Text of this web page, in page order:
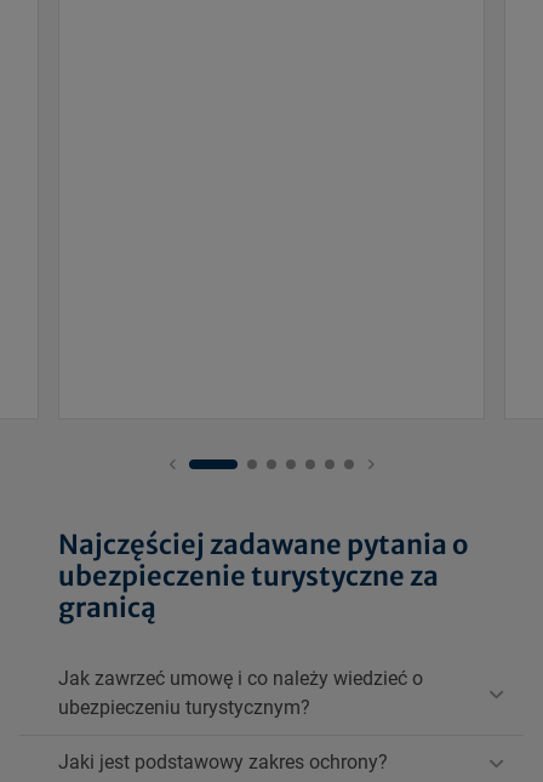
Najczęściej zadawane pytania o
ubezpieczenie turystyczne za
granicą
Jak zawrzeć umowę i co należy wiedzieć o
ubezpieczeniu turystycznym?
Jaki jest podstawowy zakres ochrony?